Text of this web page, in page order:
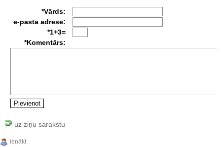
*Vārds:
e-pasta adrese:
*1+3=
*Komentārs:
uz ziņu sarakstu
ienākt